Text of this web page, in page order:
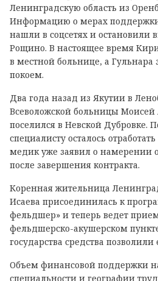
Ленинградскую область из
Информацию о мерах
нашли в соцсетях и остановили
Рощино. В настоящее время
в местной больнице, а
покоем.
Два года назад из Якутии в
Всеволожской больницы Моисей
поселился в Невской Дубровке.
специалисту осталось
медик уже заявил о намерении
после завершения контракта.
Коренная жительница
Исаева присоединилась к
фельдшер» и теперь ведет
фельдшерско-акушерском
государства средства
Объем финансовой поддержки
специальности и географии